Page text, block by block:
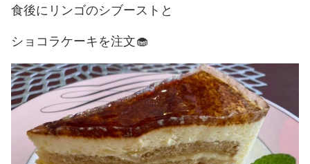
食後にリンゴのシブーストと
ショコラケーキを注文🧁